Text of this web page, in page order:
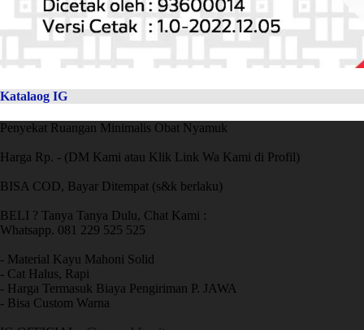
Katalaog IG
Penyekat Ruangan Minimalis Obat Nyamuk
Harga Rp. - (DM Kami atau Klik Link Wa Kami di Profil)
BISA COD, Bayar Ditempat (s&k berlaku)
BELI ? Tanya Tanya Dulu, Chat Kami :
Whatsapp. 081 229 525 525
- Material Kayu Mahoni Solid
- Cat Halus, Rapi
- Harga Termasuk Biaya Pengiriman P. JAWA
- Bisa Custom Warna